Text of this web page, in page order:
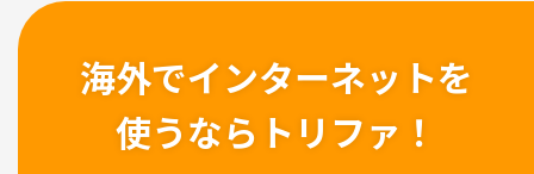
海外でインターネットを
使うならトリファ！